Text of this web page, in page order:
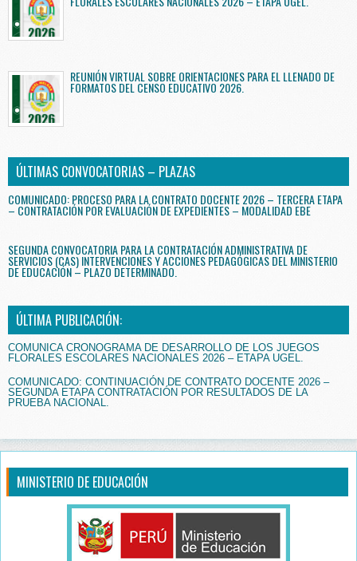
REUNIÓN VIRTUAL SOBRE ORIENTACIONES PARA EL LLENADO DE
FORMATOS DEL CENSO EDUCATIVO 2026.
ÚLTIMAS CONVOCATORIAS – PLAZAS
COMUNICADO: PROCESO PARA LA CONTRATO DOCENTE 2026 – TERCERA ETAPA
– CONTRATACIÓN POR EVALUACIÓN DE EXPEDIENTES – MODALIDAD EBE
SEGUNDA CONVOCATORIA PARA LA CONTRATACIÓN ADMINISTRATIVA DE
SERVICIOS (CAS) INTERVENCIONES Y ACCIONES PEDAGÓGICAS DEL MINISTERIO
DE EDUCACIÓN – PLAZO DETERMINADO.
ÚLTIMA PUBLICACIÓN:
COMUNICA CRONOGRAMA DE DESARROLLO DE LOS JUEGOS
FLORALES ESCOLARES NACIONALES 2026 – ETAPA UGEL.
COMUNICADO: CONTINUACIÓN DE CONTRATO DOCENTE 2026 –
SEGUNDA ETAPA CONTRATACIÓN POR RESULTADOS DE LA
PRUEBA NACIONAL.
MINISTERIO DE EDUCACIÓN